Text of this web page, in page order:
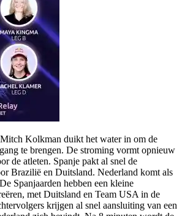
Kolkman duikt het water in om de
te brengen. De stroming vormt opnieuw
de atleten. Spanje pakt al snel de
Brazilië en Duitsland. Nederland komt als
Spanjaarden hebben een kleine
met Duitsland en Team USA in de
krijgen al snel aansluiting van een